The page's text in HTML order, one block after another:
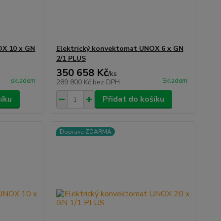
10 x GN
skladem
Elektrický konvektomat UNOX 6 x GN
2/1 PLUS
350 658 Kč/ks
289 800 Kč bez DPH Skladem
Přidat do košíku
Doprava ZDARMA